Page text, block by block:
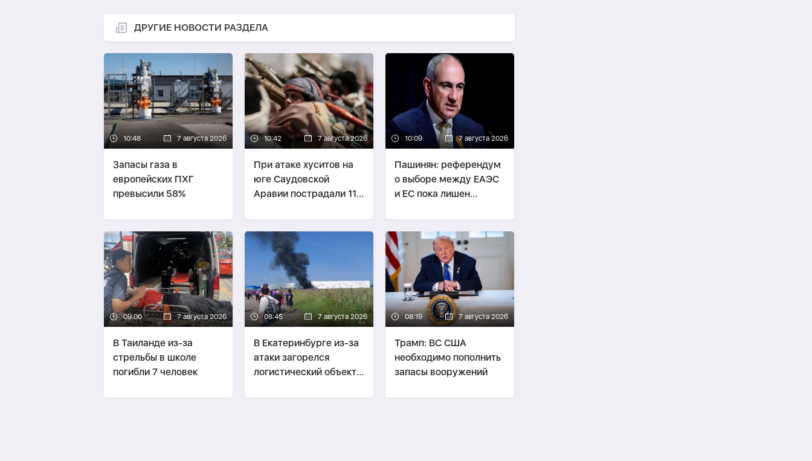
ДРУГИЕ НОВОСТИ РАЗДЕЛА
10:48 7 августа 2026
Запасы газа в
европейских ПХГ
превысили 58%
10:42 7 августа 2026
При атаке хуситов на
юге Саудовской
Аравии пострадали 11
10:09 7 августа 2026
Пашинян: референдум
о выборе между ЕАЭС
и ЕС пока лишен
09:00 7 августа 2026
В Таиланде из-за
стрельбы в школе
погибли 7 человек
08:45 7 августа 2026
В Екатеринбурге из-за
атаки загорелся
логистический объект
08:19 7 августа 2026
Трамп: ВС США
необходимо пополнить
запасы вооружений